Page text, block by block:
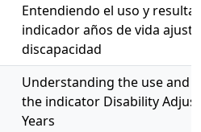
Entendiendo el uso y
indicador años de vida
discapacidad
Understanding the use and
the indicator Disability
Years